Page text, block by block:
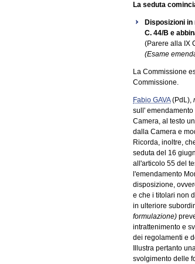
La seduta
Disposizioni
C. 44/B e
(Parere alla IX
(Esame
La Commissione
Commissione.
Fabio GAVA(PdL),
sull'
Camera, al testo
dalla Camera e
Ricorda, inoltre,
seduta del 16
all'articolo 55 del
l'emendamento
disposizione,
e che i titolari non
in ulteriore
formulazione)
intrattenimento e
dei regolamenti e
Illustra pertanto
svolgimento delle